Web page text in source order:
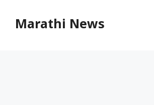
Marathi News